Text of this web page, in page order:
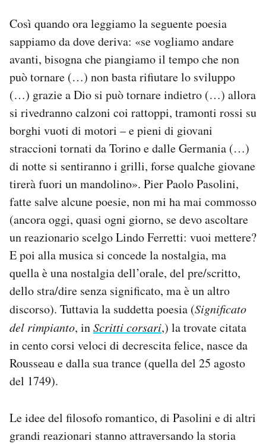
Così quando ora leggiamo la seguente poesia
sappiamo da dove deriva: «se vogliamo andare
avanti, bisogna che piangiamo il tempo che non
può tornare (…) non basta rifiutare lo sviluppo
(…) grazie a Dio si può tornare indietro (…) allora
si rivedranno calzoni coi rattoppi, tramonti rossi su
borghi vuoti di motori – e pieni di giovani
straccioni tornati da Torino e dalle Germania (…)
di notte si sentiranno i grilli, forse qualche giovane
tirerà fuori un mandolino». Pier Paolo Pasolini,
fatte salve alcune poesie, non mi ha mai commosso
(ancora oggi, quasi ogni giorno, se devo ascoltare
un reazionario scelgo Lindo Ferretti: vuoi mettere?
E poi alla musica si concede la nostalgia, ma
quella è una nostalgia dell’orale, del pre/scritto,
dello stra/dire senza significato, ma è un altro
discorso). Tuttavia la suddetta poesia (Significato
del rimpianto, inScritti corsari,) la trovate citata
in cento corsi veloci di decrescita felice, nasce da
Rousseau e dalla sua trance (quella del 25 agosto
del 1749).
Le idee del filosofo romantico, di Pasolini e di altri
grandi reazionari stanno attraversando la storia